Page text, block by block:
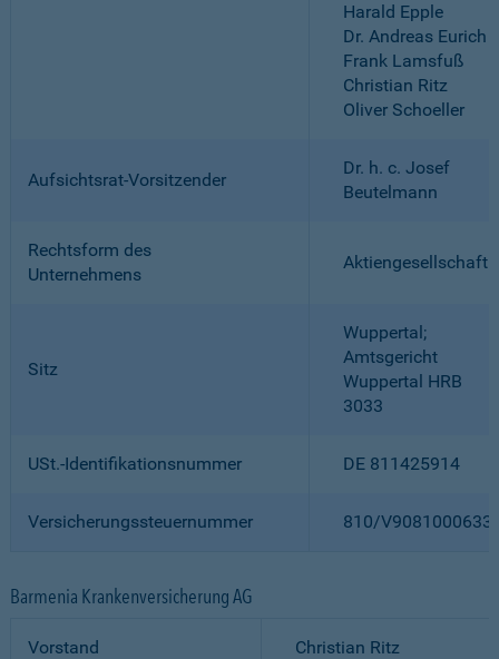
Harald Epple
Dr. Andreas Eurich
Frank Lamsfuß
Christian Ritz
Oliver Schoeller
Aufsichtsrat-Vorsitzender
Dr. h. c. Josef
Beutelmann
Rechtsform des
Unternehmens
Aktiengesellschaft
Sitz
Wuppertal;
Amtsgericht
Wuppertal HRB
3033
USt.-Identifikationsnummer DE 811425914
Versicherungssteuernummer 810/
Barmenia Krankenversicherung AG
Vorstand
Christian Ritz